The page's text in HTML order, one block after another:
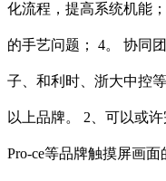
化流程，提高系统机能
的手艺问题； 4。 协同
子、和利时、浙大中控
以上品牌。 2、可以或
Pro-ce等品牌触摸屏画